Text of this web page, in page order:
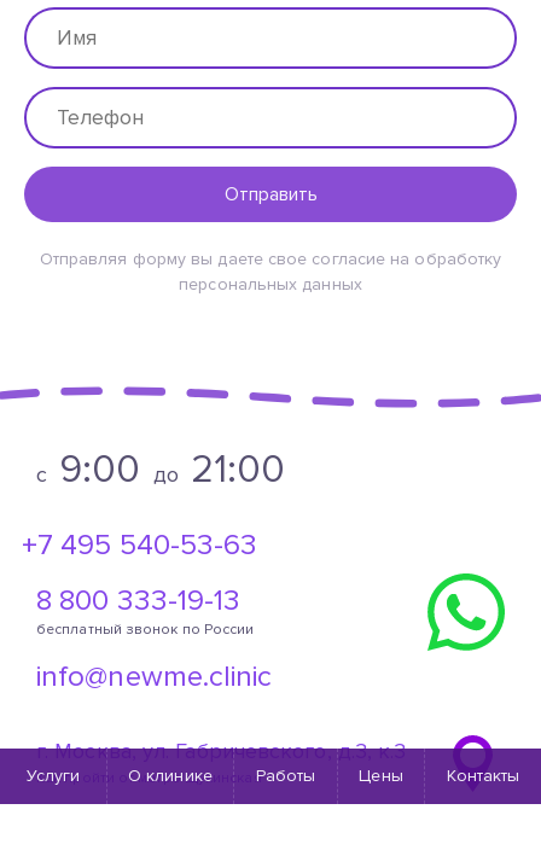
Отправить
Отправляя форму вы даете свое согласие на обработку
персональных данных
c 9:00 до 21:00
+7 495 540-53-63
8 800 333-19-13
бесплатный звонок по России
info@newme.clinic
г. Москва, ул. Габричевского, д.3, к.3
Как пройти от метро Щукинская
Услуги О клинике Работы Цены Контакты